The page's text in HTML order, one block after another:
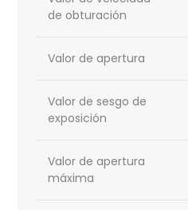
de obturación
Valor de apertura
Valor de sesgo de
exposición
Valor de apertura
máxima